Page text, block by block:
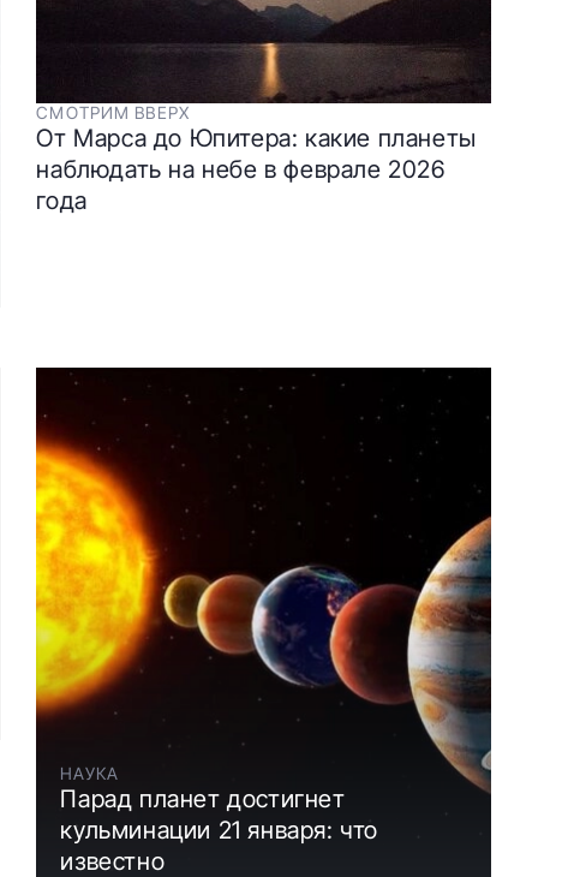
СМОТРИМ ВВЕРХ
От Марса до Юпитера: какие планеты
наблюдать на небе в феврале 2026
года
НАУКА
Парад планет достигнет
кульминации 21 января: что
известно